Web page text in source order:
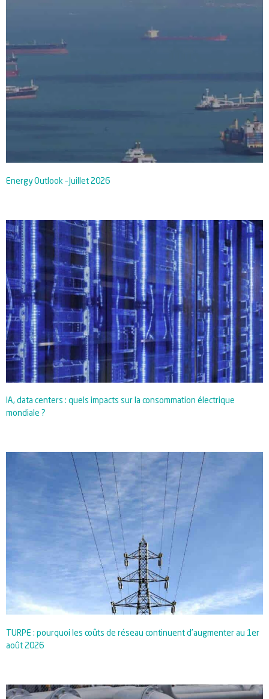
Energy Outlook – Juillet 2026
IA, data centers : quels impacts sur la consommation électrique
mondiale ?
TURPE : pourquoi les coûts de réseau continuent d’augmenter au 1er
août 2026